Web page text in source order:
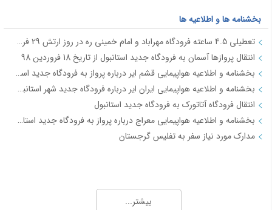
بخشنامه ها و اطلاعیه ها
تعطیلی 4.5 ساعته فرودگاه مهراباد و امام خمینی ره در روز ارتش 29 فروردین
انتقال پروازها آسمان به فرودگاه جدید استانبول از تاریخ 18 فروردین 98
بخشنامه و اطلاعیه هواپیمایی قشم ایر درباره پرواز به فرودگاه جدید استانبول از تاریخ 18فروردین 98
بخشنامه و اطلاعیه هواپیمایی ایران ایر درباره فرودگاه جدید شهر استانبول IR2712
انتقال فرودگاه آتاتورک به فرودگاه جدید استانبول
بخشنامه و اطلاعیه هواپیمایی معراج درباره پرواز به فرودگاه جدید استانبول از تاریخ 18فروردین 98 JI4740-4
مدارک مورد نیاز سفر به تفلیس گرجستان
آفــر چارتری تور هوایی مشهد از تهران
بیشتر...